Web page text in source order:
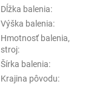
Dĺžka balenia:
Výška balenia:
Hmotnosť balenia,
stroj:
Šírka balenia:
Krajina pôvodu: